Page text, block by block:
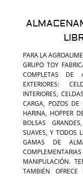
PARA LA
GRUPO TOY
COMPLETAS DE
EXTERIORES:
INTERIORES,
CARGA, POZOS DE
HARINA, HOPPER
BOLSAS
SUAVES, Y TODOS
GAMAS DE
MANIPULACIÓN.
TAMBIÉN